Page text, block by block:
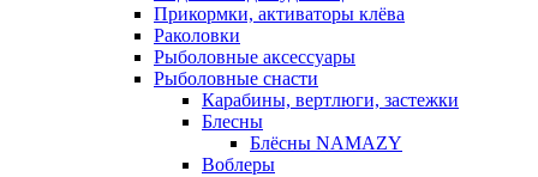
Прикормки, активаторы клёва
Раколовки
Рыболовные аксессуары
Рыболовные снасти
Карабины, вертлюги, застежки
Блесны
Блёсны NAMAZY
Воблеры